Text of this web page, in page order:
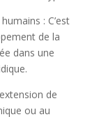
: C’est
de la
dans une
de
ou au